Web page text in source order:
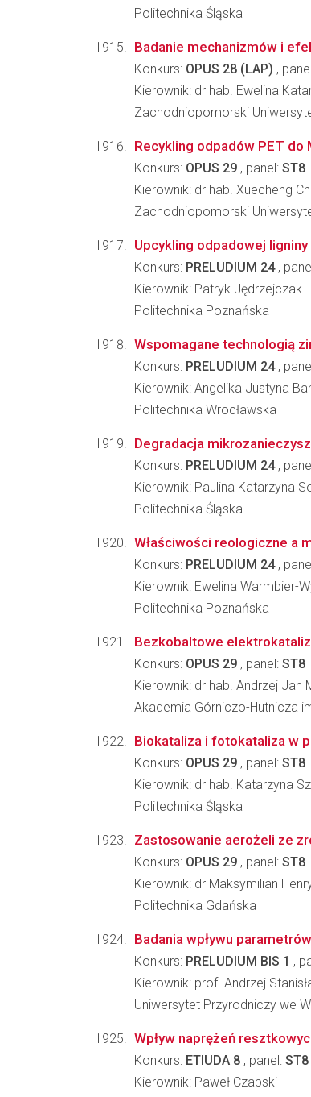
Politechnika Śląska
Badanie mechanizmów i
Konkurs: OPUS 28 (LAP) ,
Kierownik: dr hab. Ewelina
Zachodniopomorski
Recykling odpadów PET
Konkurs: OPUS 29 , panel: ST8
Kierownik: dr hab. Xuecheng
Zachodniopomorski
Upcykling odpadowej
Konkurs: PRELUDIUM 24,
Kierownik: Patryk Jędrzejczak
Politechnika Poznańska
Wspomagane technologią
Konkurs: PRELUDIUM 24,
Kierownik: Angelika Justyna
Politechnika Wrocławska
Degradacja
Konkurs: PRELUDIUM 24,
Kierownik: Paulina Katarzyna
Politechnika Śląska
Właściwości reologiczne a
Konkurs: PRELUDIUM 24,
Kierownik: Ewelina Warmbier-
Politechnika Poznańska
Bezkobaltowe
Konkurs: OPUS 29 , panel: ST8
Kierownik: dr hab. Andrzej Jan
Akademia Górniczo-Hutnicza
Biokataliza i fotokataliza w
Konkurs: OPUS 29 , panel: ST8
Kierownik: dr hab. Katarzyna
Politechnika Śląska
Zastosowanie aerożeli ze
Konkurs: OPUS 29 , panel: ST8
Kierownik: dr Maksymilian
Politechnika Gdańska
Badania wpływu
Konkurs: PRELUDIUM BIS 1 ,
Kierownik: prof. Andrzej
Uniwersytet Przyrodniczy we
Wpływ naprężeń
Konkurs: ETIUDA 8 , panel: ST8
Kierownik: Paweł Czapski